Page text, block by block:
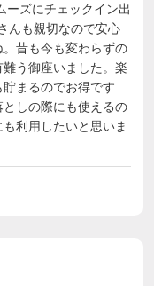
ーズにチェックイン出
んも親切なので安心
昔も今も変わらずの
う御座いました。楽
まるのでお得です
しの際にも使えるの
利用したいと思いま